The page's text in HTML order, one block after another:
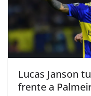
Lucas Janson
frente a